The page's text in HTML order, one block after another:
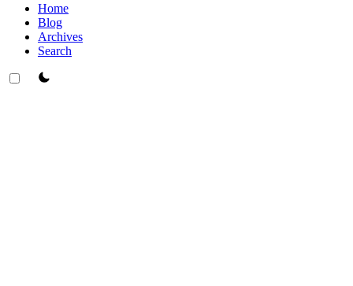
Home
Blog
Archives
Search
theme switcher